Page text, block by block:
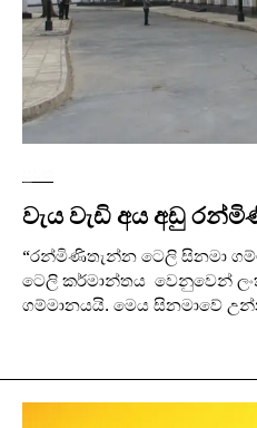
වැය වැඩි අය අඩු
“රන්මිණිතැන්න ටෙලි සිනමා
ටෙලි කර්මාන්තය වෙනුවෙන්
ගම්මානයයි. මෙය සිනමාවේ